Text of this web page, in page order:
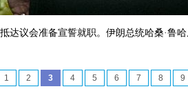
议会准备宣誓就职。伊朗总统哈桑·鲁
1 2 3 4 5 6 7 8 9